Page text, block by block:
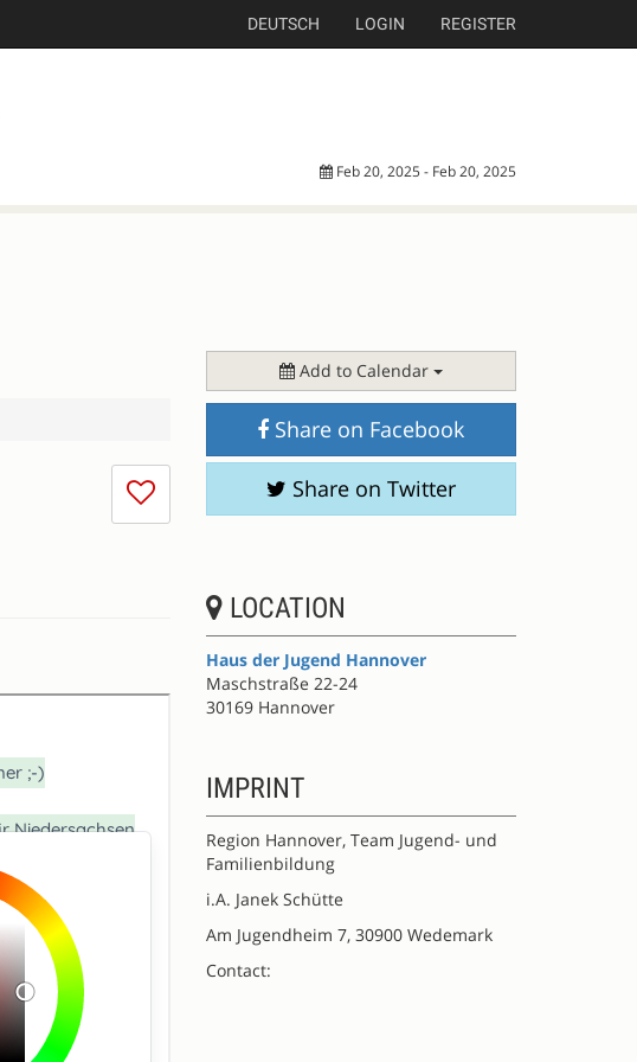
DEUTSCH LOGIN REGISTER
Feb 20, 2025 - Feb 20, 2025
I
don't
session
Add to Calendar
Share on Facebook
Share on Twitter
LOCATION
Haus der Jugend Hannover
Maschstraße 22-24
30169 Hannover
IMPRINT
Region Hannover, Team Jugend- und
Familienbildung
i.A. Janek Schütte
Am Jugendheim 7, 30900 Wedemark
Contact: